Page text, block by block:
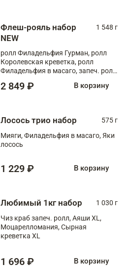
Флеш-рояль набор
NEW
1 548 г
ролл Филадельфия Гурман, ролл
Королевская креветка, ролл
Филадельфия в масаго, запеч. ролл
Тигровая креветка с моцареллой,
2 849 ₽ В корзину
Лосось трио набор
575 г
Мияги, Филадельфия в масаго, Яки
лосось
1 229 ₽ В корзину
Любимый 1кг набор
1 030 г
Чиз краб запеч. ролл, Аяши XL,
Моцарелломания, Сырная
креветка XL
1 696 ₽ В корзину